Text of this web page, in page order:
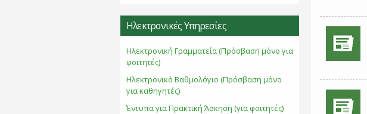
Ηλεκτρονικές Υπηρεσίες
Ηλεκτρονική Γραμματεία (Πρόσβαση μόνο για
φοιτητές)
Ηλεκτρονικό Βαθμολόγιο (Πρόσβαση μόνο
για καθηγητές)
Έντυπα για Πρακτική Άσκηση (για φοιτητές)